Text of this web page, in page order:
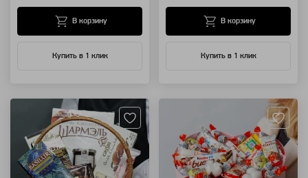
Купить в 1 клик
В корзину
Купить в 1 клик
В корзину